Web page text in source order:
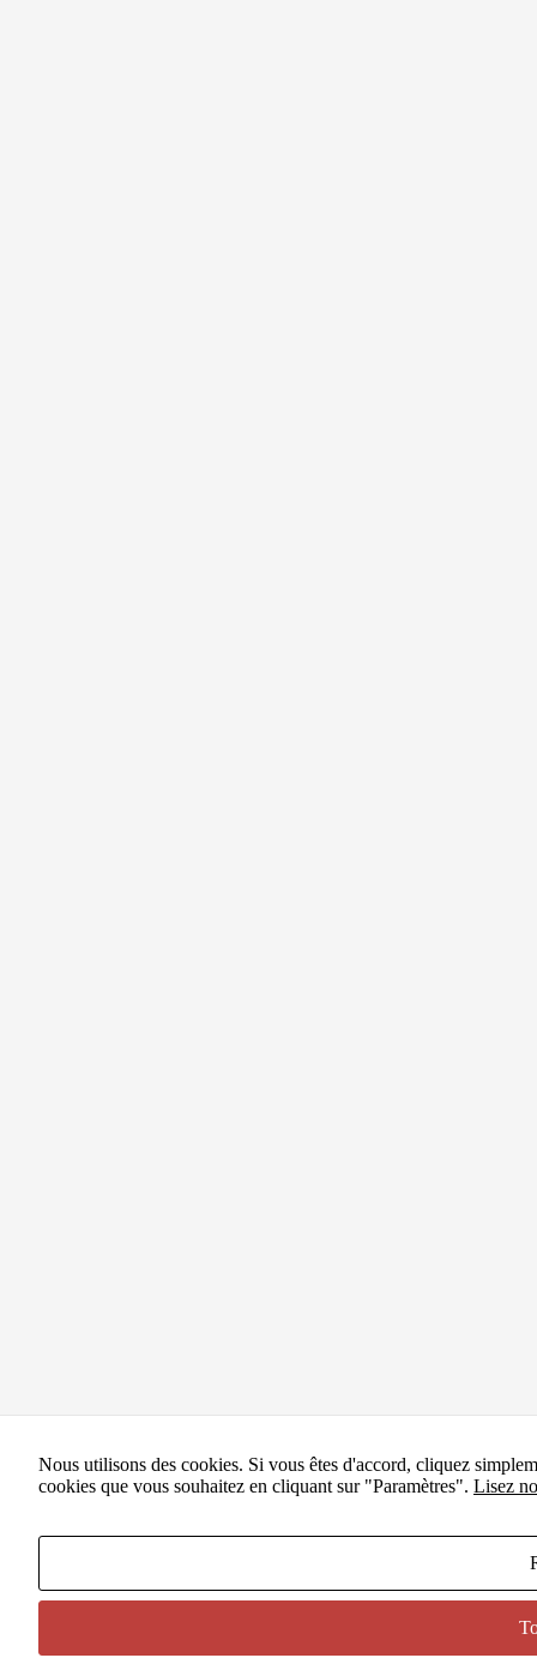
Nous utilisons des cookies. Si vous êtes d'accord, cliquez
cookies que vous souhaitez en cliquant sur "Paramètres". Lisez